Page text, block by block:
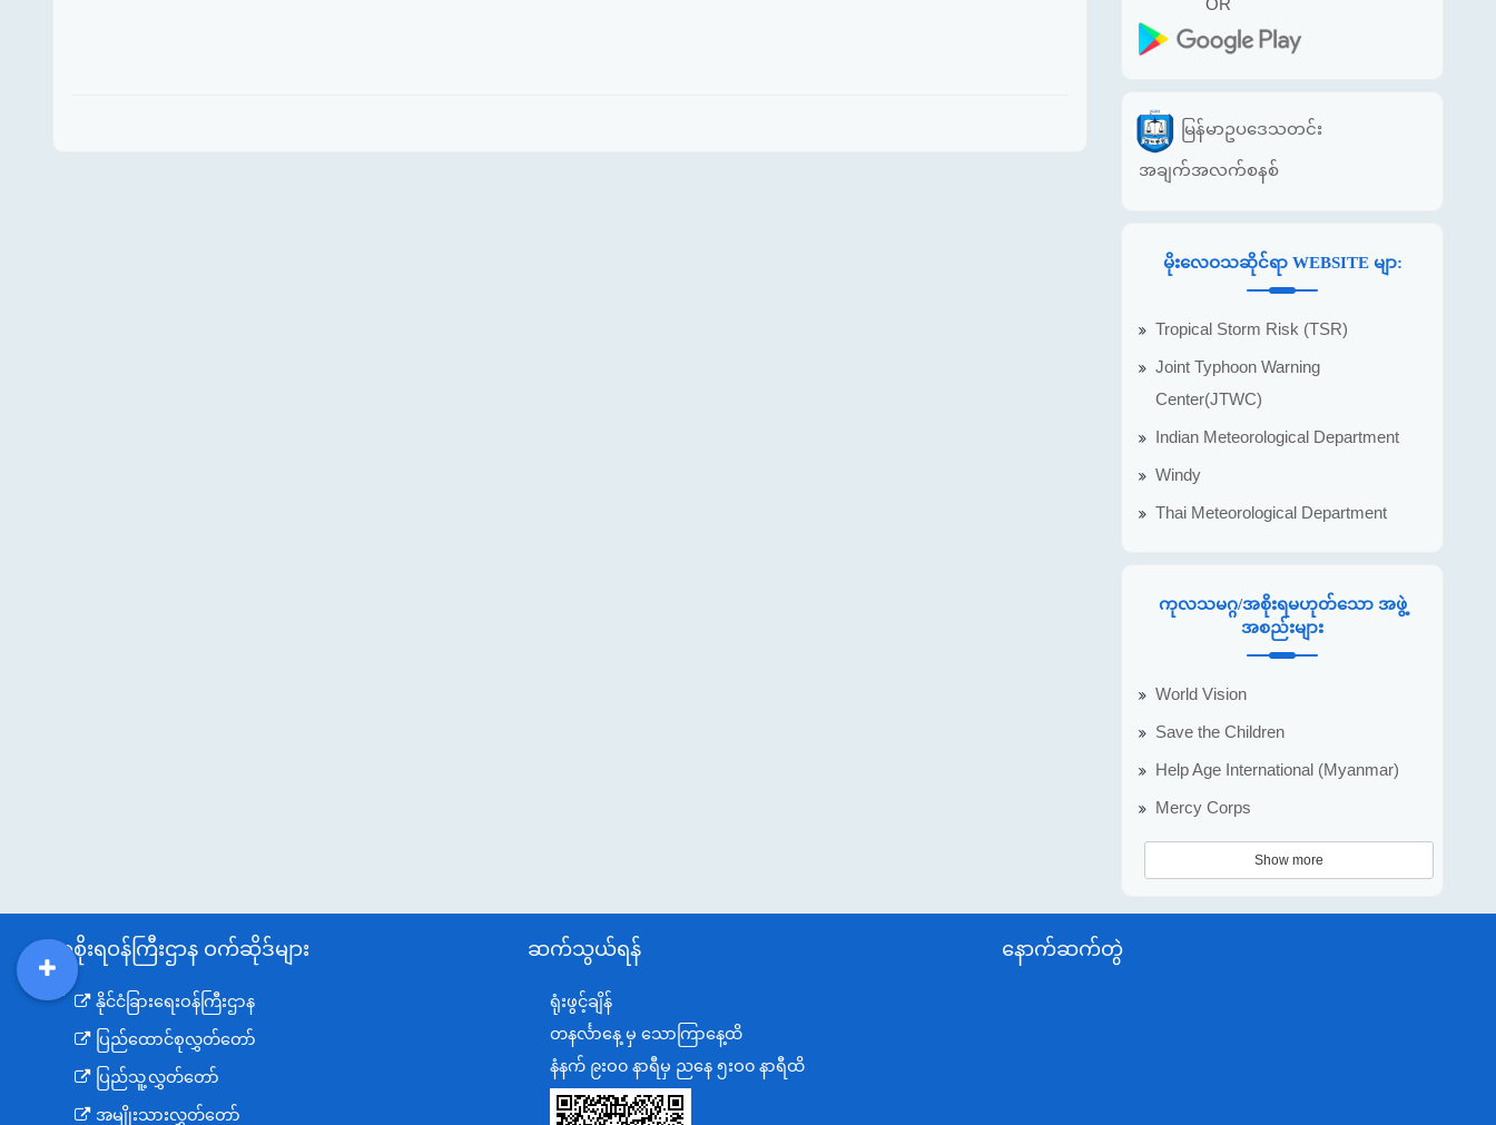
OR
မြန်မာဥပဒေသတင်း
အချက်အလက်စနစ်
မိုးလေဝသဆိုင်ရာ WEBSITE မျာ:
Tropical Storm Risk (TSR)
Joint Typhoon Warning
Center(JTWC)
Indian Meteorological Department
Windy
Thai Meteorological Department
ကုလသမဂ္ဂ/အစိုးရမဟုတ်သော အဖွဲ့
အစည်းများ
World Vision
Save the Children
Help Age International (Myanmar)
Mercy Corps
Show more
အစိုးရဝန်ကြီးဌာန ဝက်ဆိုဒ်များ
နိုင်ငံခြားရေးဝန်ကြီးဌာန
ပြည်ထောင်စုလွှတ်တော်
ပြည်သူ့လွှတ်တော်
အမျိုးသားလွှတ်တော်
ဆက်သွယ်ရန်
ရုံးဖွင့်ချိန်
တနင်္လာနေ့ မှ သောကြာနေ့ထိ
နံနက် ၉းဝ၀ နာရီမှ ညနေ ၅းဝ၀ နာရီထိ
နောက်ဆက်တွဲ
DDM